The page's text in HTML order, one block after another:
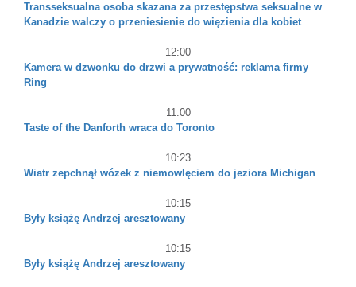
Transseksualna osoba skazana za przestępstwa seksualne w
Kanadzie walczy o przeniesienie do więzienia dla kobiet
12:00
Kamera w dzwonku do drzwi a prywatność: reklama firmy
Ring
11:00
Taste of the Danforth wraca do Toronto
10:23
Wiatr zepchnął wózek z niemowlęciem do jeziora Michigan
10:15
Były książę Andrzej aresztowany
10:15
Były książę Andrzej aresztowany